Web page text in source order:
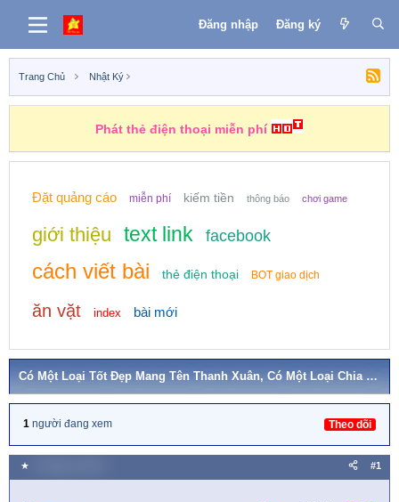
Đăng nhập Đăng ký
Trang Chủ Nhật Ký
Phát thẻ điện thoại miễn phí
Đặt quảng cáo miễn phí kiếm tiền thông báo chơi game
giới thiệu text link facebook
cách viết bài thẻ điện thoại BOT giao dịch
ăn vặt index bài mới
Có Một Loại Tốt Đẹp Mang Tên Thanh Xuân, Có Một Loại Chia Ly Mang Tên Tốt Nghiệp
1 người đang xem Theo dõi
★ #1